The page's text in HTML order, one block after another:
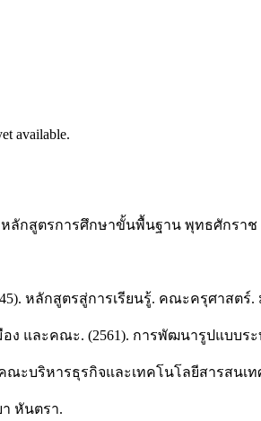
available.
หลักสูตรการศึกษาขั้นพื้นฐาน พุทธศักรา
หลักสูตรสู่การเรียนรู้. คณะครุศาสต
ง และคณะ. (2561). การพัฒนารูปแบบ
ณะบริหารธุรกิจและเทคโนโลยีสารสนเ
หันตรา.